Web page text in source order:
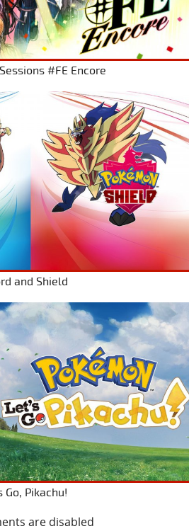
#FE Encore
and Shield
Go, Pikachu!
are disabled